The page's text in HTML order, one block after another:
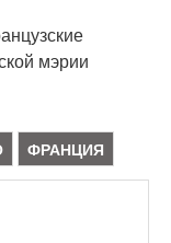
мэрии
ФРАНЦИЯ